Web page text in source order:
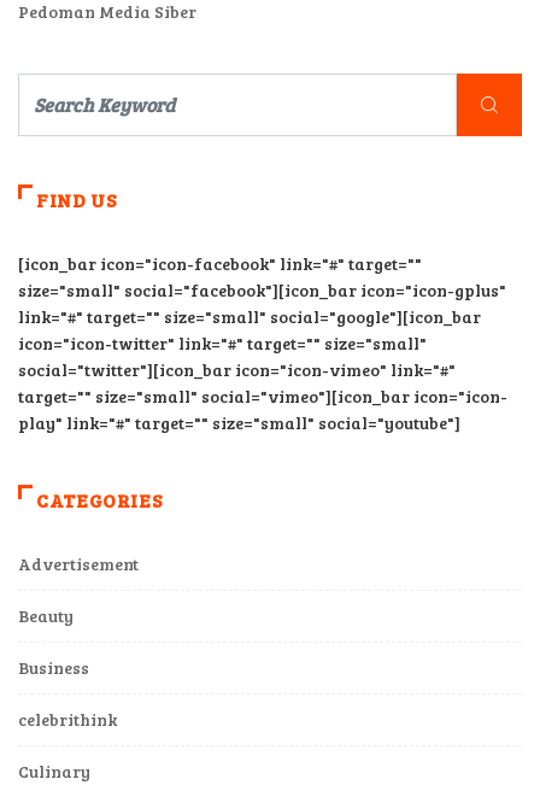
Pedoman Media Siber
FIND US
[icon_bar icon="icon-facebook" link="#" target=""
size="small" social="facebook"][icon_bar icon="icon-gplus"
link="#" target="" size="small" social="google"][icon_bar
icon="icon-twitter" link="#" target="" size="small"
social="twitter"][icon_bar icon="icon-vimeo" link="#"
target="" size="small" social="vimeo"][icon_bar icon="icon-
play" link="#" target="" size="small" social="youtube"]
CATEGORIES
Advertisement
Beauty
Business
celebrithink
Culinary